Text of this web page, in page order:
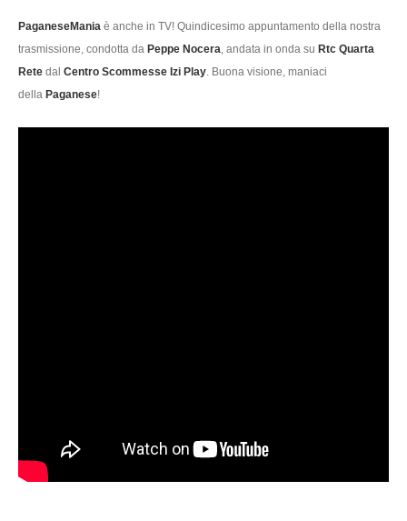
PaganeseMania è anche in TV! Quindicesimo appuntamento della nostra
trasmissione, condotta da Peppe Nocera , andata in onda su Rtc Quarta
Rete dal Centro Scommesse Izi Play . Buona visione, maniaci
della Paganese!